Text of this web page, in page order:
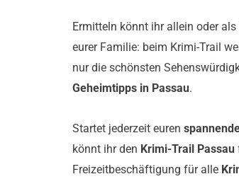
Ermitteln könnt ihr allein oder
eurer Familie: beim Krimi-Trail
nur die schönsten
Geheimtipps in Passau.
Startet jederzeit euren
könnt ihr den Krimi-Trail Passau
Freizeitbeschäftigung für alle